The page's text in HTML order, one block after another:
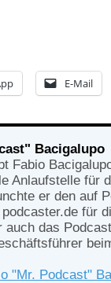
E-Mail
Bacigalupo
Fabio
Anlaufstelle für
er den auf
für
auch das
"Mr. Podcast"